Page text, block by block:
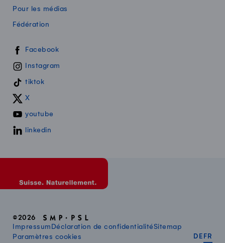
Pour les médias
Fédération
Swissmilk sur les réseaux sociaux
Facebook
Instagram
tiktok
X
youtube
linkedin
©2026
Impressum Déclaration de confidentialitéSitemap
Paramètres cookies
DE FR